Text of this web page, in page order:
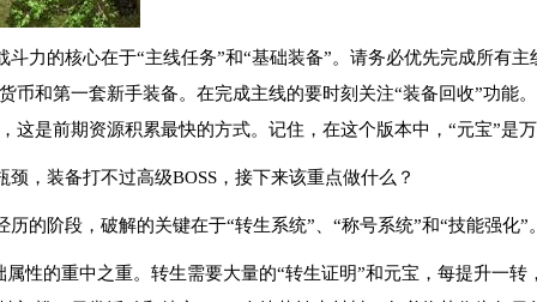
斗力的核心在于“主线任务”和“基础装备”。请务必优先完成所有
币和第一套新手装备。在完成主线的要时刻关注“装备回收”功能
这是前期资源积累最快的方式。记住，在这个版本中，“元宝”是
，装备打不过高级BOSS，接下来该重点做什么？
的阶段，破解的关键在于“转生系统”、“称号系统”和“技能强化”
性的重中之重。转生需要大量的“转生证明”和元宝，每提升一